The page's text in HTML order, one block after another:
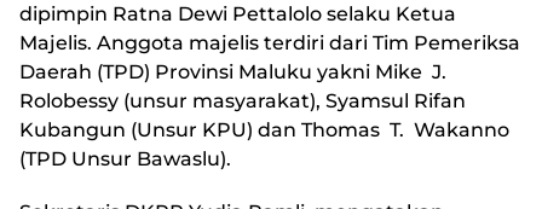
dipimpin Ratna Dewi Pettalolo selaku Ketua
Majelis. Anggota majelis terdiri dari Tim Pemeriksa
Daerah (TPD) Provinsi Maluku yakni Mike J.
Rolobessy (unsur masyarakat), Syamsul Rifan
Kubangun (Unsur KPU) dan Thomas T. Wakanno
(TPD Unsur Bawaslu).